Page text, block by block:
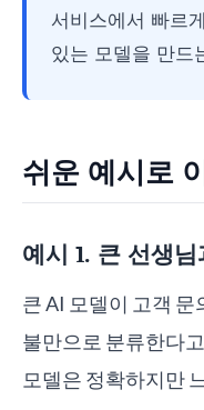
서비스에서 빠르
있는 모델을 만드
쉬운 예시로
예시 1. 큰 선생
큰 AI 모델이 고객 문
불만으로 분류한다
모델은 정확하지만